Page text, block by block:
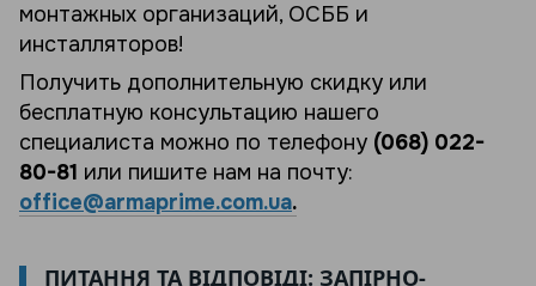
монтажных организаций, ОСББ и
инсталляторов!
Получить дополнительную скидку или
бесплатную консультацию нашего
специалиста можно по телефону (068) 022-
80-81 или пишите нам на почту:
office@armaprime.com.ua.
ПИТАННЯ ТА ВІДПОВІДІ: ЗАПІРНО-